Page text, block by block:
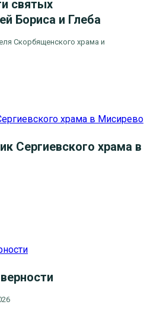
святых
Бориса и Глеба
Скорбященского храма и
Сергиевского храма в